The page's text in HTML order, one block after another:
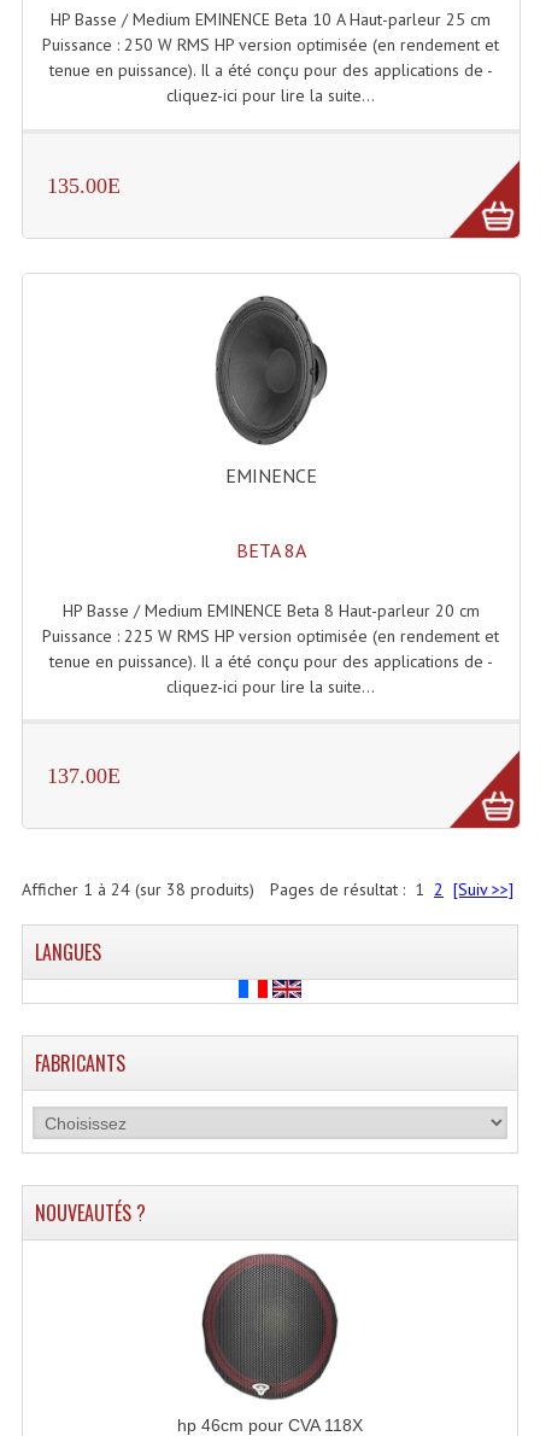
HP Basse / Medium EMINENCE Beta 10 A Haut-parleur 25 cm
Puissance : 250 W RMS HP version optimisée (en rendement et
tenue en puissance). Il a été conçu pour des applications de -
cliquez-ici pour lire la suite...
135.00E
EMINENCE
BETA 8A
HP Basse / Medium EMINENCE Beta 8 Haut-parleur 20 cm
Puissance : 225 W RMS HP version optimisée (en rendement et
tenue en puissance). Il a été conçu pour des applications de -
cliquez-ici pour lire la suite...
137.00E
Pages de résultat : 1 2 [Suiv >>]
Afficher 1 à 24(sur 38 produits)
LANGUES
FABRICANTS
NOUVEAUTÉS ?
hp 46cm pour CVA 118X